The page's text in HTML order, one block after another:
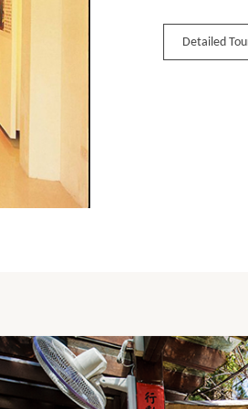
Detailed